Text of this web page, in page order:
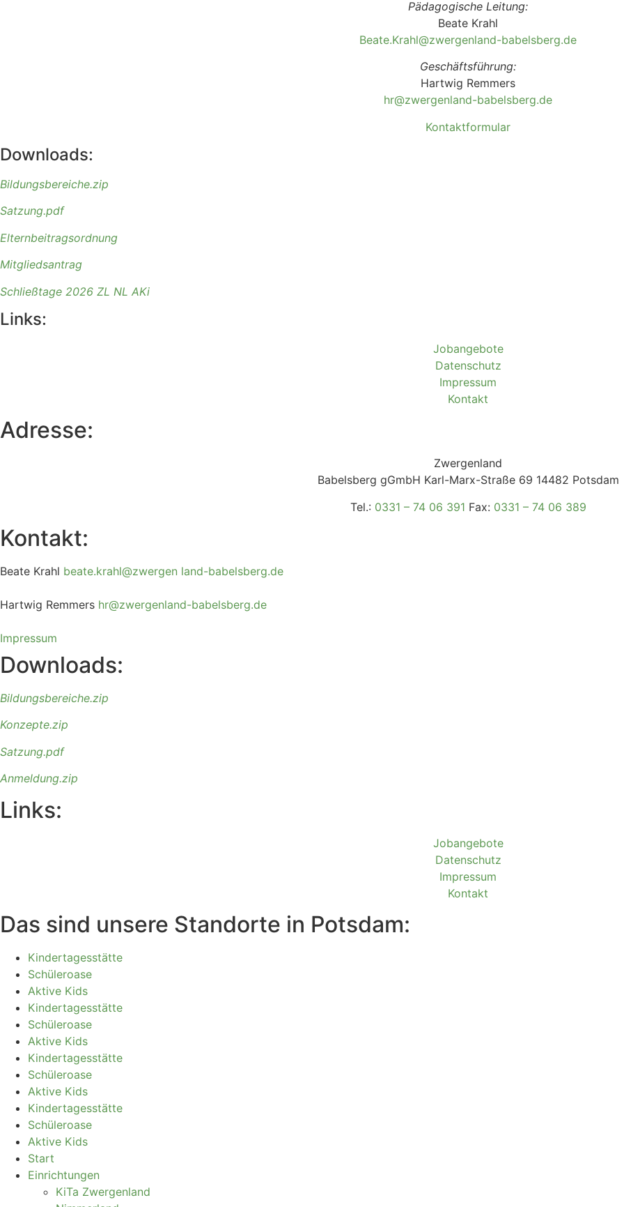
Pädagogische Leitung:
Beate Krahl
Beate.Krahl@zwergenland-babelsberg.de
Geschäftsführung:
Hartwig Remmers
hr@zwergenland-babelsberg.de
Kontaktformular
Downloads:
Bildungsbereiche.zip
Satzung.pdf
Elternbeitragsordnung
Mitgliedsantrag
Schließtage 2026 ZL NL AKi
Links:
Jobangebote
Datenschutz
Impressum
Kontakt
Adresse:
Zwergenland
Babelsberg gGmbH Karl-Marx-Straße 69 14482 Potsdam
Tel.: 0331 – 74 06 391 Fax: 0331 – 74 06 389
Kontakt:
Beate Krahl beate.krahl@zwergen land-babelsberg.de
Hartwig Remmers hr@zwergenland-babelsberg.de
Impressum
Downloads:
Bildungsbereiche.zip
Konzepte.zip
Satzung.pdf
Anmeldung.zip
Links:
Jobangebote
Datenschutz
Impressum
Kontakt
Das sind unsere Standorte in Potsdam:
Kindertagesstätte
Schüleroase
Aktive Kids
Kindertagesstätte
Schüleroase
Aktive Kids
Kindertagesstätte
Schüleroase
Aktive Kids
Kindertagesstätte
Schüleroase
Aktive Kids
Start
Einrichtungen
KiTa Zwergenland